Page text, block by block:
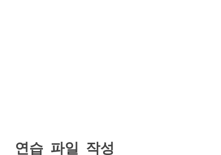
연습 파일 작성